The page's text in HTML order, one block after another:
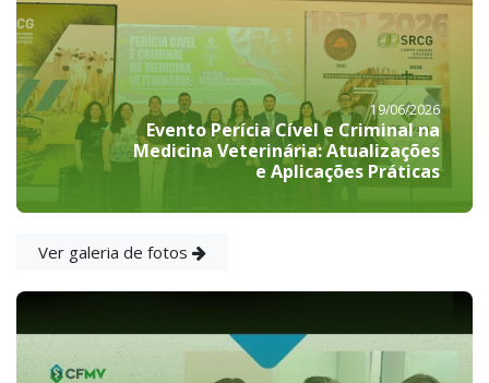
19/06/2026
Evento Perícia Cível e Criminal na
Medicina Veterinária: Atualizações
e Aplicações Práticas
Ver galeria de fotos